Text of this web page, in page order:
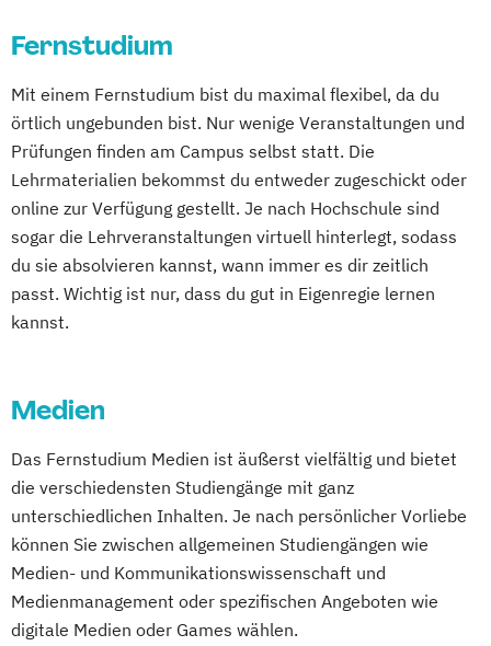
Kommunikation und Medienmanagement
Lebensmittelmanagement und -
technologie
Lernpsychologie und integrative
Lerntherapie
Management
Management im Gesundheitswesen
Medien- und Kommunikationsmanagement
Online Marketing
Personalpsychologie und Human Resource
Management
Pflege
Pharmamanagement und -technologie
Praxis- und Versorgungsmanagement
Prozess- und Projektmanagement
Psychologie Pädagogik
Digitale Transformation kompakt
Einführung in die Elektrotechnik
Einführung in die IT-Sicherheit
Elektrische und hybride Antriebe
Elektro- und Informationstechnik
Elektrotechnik
Energieerzeugung aus Biomasse
Energieingenieurwesen
Energiespeichertechnik
Engineering Management
Game Development
Gestaltung interaktiver Systeme
IT-Sicherheit Industriedesign
Informatik Ingenieurpsychologie
Innovations- und Technologiemanagement
(M. Sc.)
Elektrotechnik (Akademiestudium)
Literatur
Fachanwaltsausbildung Strafrecht
Finanzbetriebswirt/in
Geschichte Europas - Epochen
Umbrüche
Verflechtungen
Governance
Hagener Zertifikatsstudium Management
IT-Betriebswirt/in Informatik
Marketingbetriebswirt/in
Medizinische Ethik
Philosophie - Philosophie im europäischen
Kontext
Politikwissenschaft
Verwaltungswissenschaft Soziologie
Praktische Informatik
Fernstudium
Mit einem Fernstudium bist du maximal flexibel, da du
örtlich ungebunden bist. Nur wenige Veranstaltungen und
Prüfungen finden am Campus selbst statt. Die
Lehrmaterialien bekommst du entweder zugeschickt oder
online zur Verfügung gestellt. Je nach Hochschule sind
sogar die Lehrveranstaltungen virtuell hinterlegt, sodass
du sie absolvieren kannst, wann immer es dir zeitlich
passt. Wichtig ist nur, dass du gut in Eigenregie lernen
kannst.
Medien
Das Fernstudium Medien ist äußerst vielfältig und bietet
die verschiedensten Studiengänge mit ganz
unterschiedlichen Inhalten. Je nach persönlicher Vorliebe
können Sie zwischen allgemeinen Studiengängen wie
Medien- und Kommunikationswissenschaft und
Medienmanagement oder spezifischen Angeboten wie
digitale Medien oder Games wählen.